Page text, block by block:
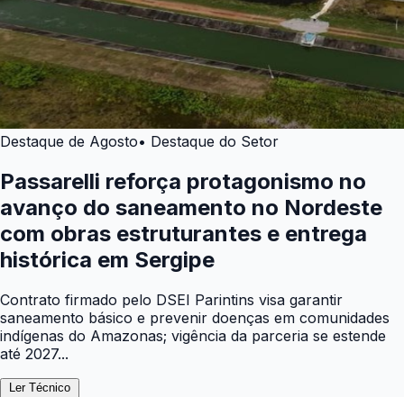
Destaque de Agosto• Destaque do Setor
Passarelli reforça protagonismo no
avanço do saneamento no Nordeste
com obras estruturantes e entrega
histórica em Sergipe
Contrato firmado pelo DSEI Parintins visa garantir
saneamento básico e prevenir doenças em comunidades
indígenas do Amazonas; vigência da parceria se estende
até 2027...
Ler Técnico